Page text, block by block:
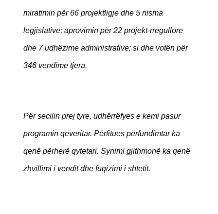
miratimin për 66 projektligje dhe 5 nisma
legjislative; aprovimin për 22 projekt-rregullore
dhe 7 udhëzime administrative; si dhe votën për
346 vendime tjera.
Për secilin prej tyre, udhërrëfyes e kemi pasur
programin qeveritar. Përfitues përfundimtar ka
qenë përherë qytetari. Synimi gjithmonë ka qenë
zhvillimi i vendit dhe fuqizimi i shtetit.